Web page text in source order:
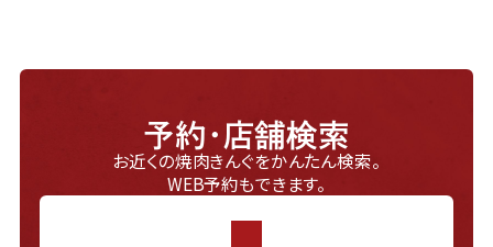
予約・店舗検索
お近くの焼肉きんぐをかんたん検索。
WEB予約もできます。